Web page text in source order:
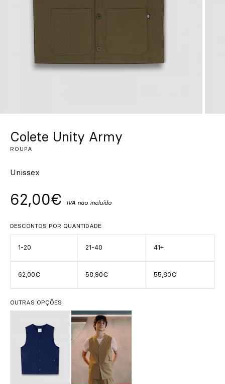
Inspire-se
Colete Unity Army
ROUPA
Unissex
62,00€ IVA não incluído
DESCONTOS POR QUANTIDADE
1-20 21-40 41+
62,00€ 58,90€ 55,80€
OUTRAS OPÇÕES